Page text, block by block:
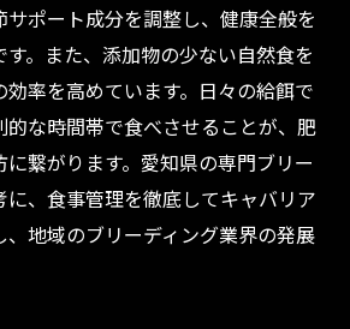
ポート成分を調整し、健康全般を
。また、添加物の少ない自然食を
率を高めています。日々の給餌で
的な時間帯で食べさせることが、肥
繋がります。愛知県の専門ブリー
、食事管理を徹底してキャバリア
地域のブリーディング業界の発展